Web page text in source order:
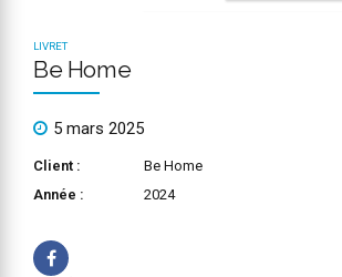
LIVRET
Be Home
5 mars 2025
Client :
Be Home
Année :
2024